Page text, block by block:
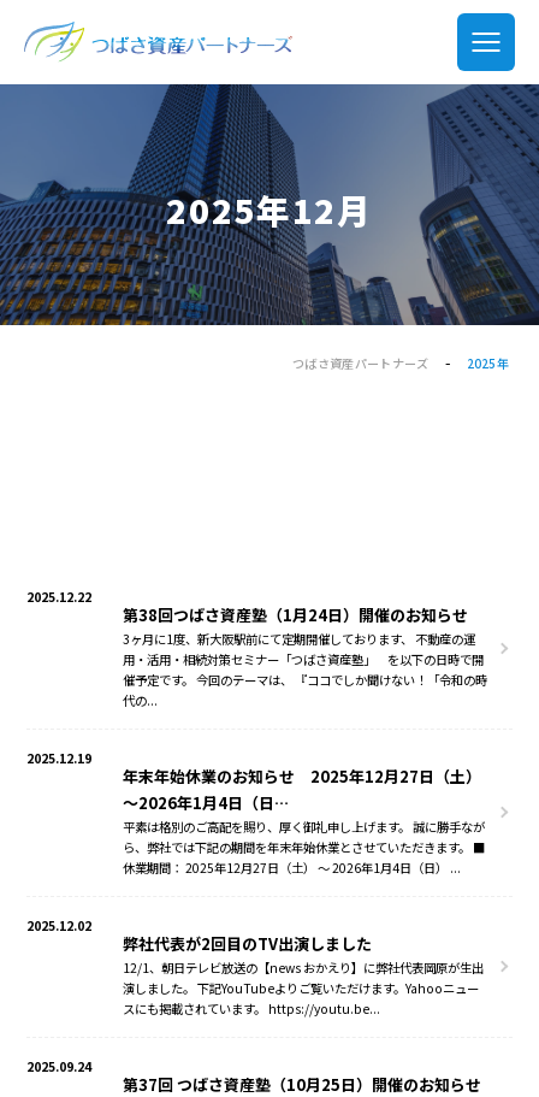
2025年12月
つばさ資産パートナーズ - 2025年
2025.12.22
第38回つばさ資産塾（1月24日）開催のお知らせ
3ヶ月に1度、新大阪駅前にて定期開催しております、 不動産の運
用・活用・相続対策セミナー「つばさ資産塾」 を以下の日時で開
催予定です。 今回のテーマは、 『ココでしか聞けない！「令和の時
代の...
2025.12.19
年末年始休業のお知らせ 2025年12月27日（土）
～2026年1月4日（日…
平素は格別のご高配を賜り、厚く御礼申し上げます。 誠に勝手なが
ら、弊社では下記の期間を年末年始休業とさせていただきます。 ■
休業期間： 2025年12月27日（土） ～ 2026年1月4日（日） ...
2025.12.02
弊社代表が2回目のTV出演しました
12/1、朝日テレビ放送の【news おかえり】に弊社代表岡原が生出
演しました。 下記YouTubeよりご覧いただけます。Yahooニュー
スにも掲載されています。 https://youtu.be...
2025.09.24
第37回 つばさ資産塾（10月25日）開催のお知らせ